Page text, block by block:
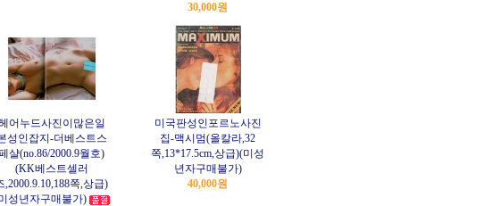
30,000원
어누드사진이많은일
성인잡지-더베스트스
샬(no.86/2000.9월호)
(KK베스트셀러
,2000.9.10,188쪽,상급)
성년자구매불가)
미국판성인포르노사진
집-맥시멈(올칼라,32
쪽,13*17.5cm,상급)(미성
년자구매불가)
40,000원